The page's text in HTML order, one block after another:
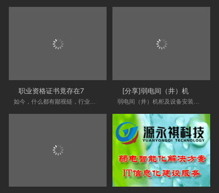
如今，什么都有鄙视链，行业间的鄙视链更如刀 弱电间（井）机柜及设备安装工作一般不是很重